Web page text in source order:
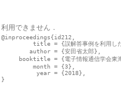
利用できません．
@inproceedings{id212,
title = {誤解答事例を利用し
        author = {安田省太郎},
booktitle = {電子情報通信学会東
         month = {3},
          year = {2018},
}